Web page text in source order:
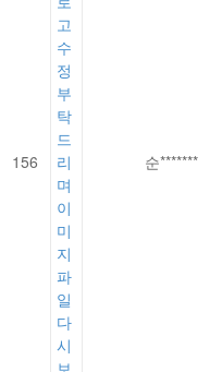
156
고
수
정
부
탁
드
리
며
이
미
지
파
일
다
시
보
순*******